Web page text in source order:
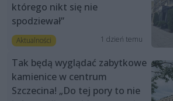
którego nikt się nie
spodziewał”
Aktualności 1 dzień temu
Tak będą wyglądać zabytkowe
kamienice w centrum
Szczecina! „Do tej pory to nie